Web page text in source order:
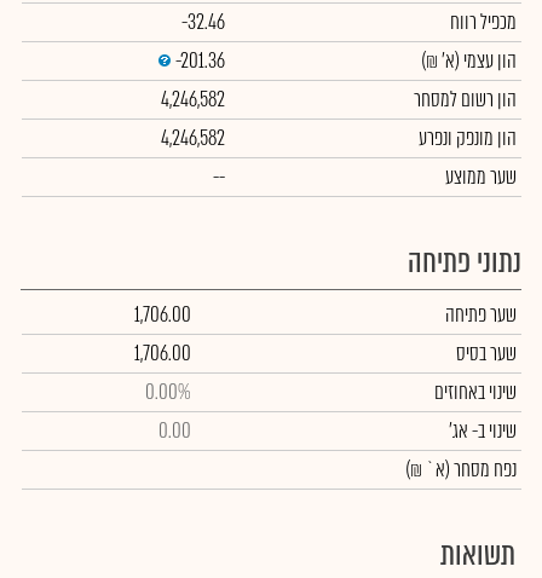
מכפיל רווח
-32.46
הון עצמי (א' ₪)
-201.36
הון רשום למסחר
4,246,582
הון מונפק ונפרע
4,246,582
שער ממוצע
--
נתוני פתיחה
שער פתיחה
1,706.00
שער בסיס
1,706.00
שינוי באחוזים
0.00%
שינויב- אג'
0.00
נפח מסחר(א` ₪)
תשואות